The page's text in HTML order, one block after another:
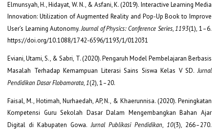
Elmunsyah, H., Hidayat, W. N., & Asfani, K. (2019). Interactive Learning Media
Innovation: Utilization of Augmented Reality and Pop-Up Book to Improve
User’s Learning Autonomy.Journal of Physics: Conference Series,1193(1), 1–6.
https://doi.org/10.1088/1742-6596/1193/1/012031
Eviani, Utami, S., & Sabri, T. (2020). Pengaruh Model Pembelajaran Berbasis
Masalah Terhadap Kemampuan Literasi Sains Siswa Kelas V SD.Jurnal
Pendidikan Dasar Flobamorata,1(2), 1–20.
Faisal, M., Hotimah, Nurhaedah, AP, N., & Khaerunnisa. (2020). Peningkatan
Kompetensi Guru Sekolah Dasar Dalam Mengembangkan Bahan Ajar
Digital di Kabupaten Gowa.Jurnal Publikasi Pendidikan, 10(3), 266–270.